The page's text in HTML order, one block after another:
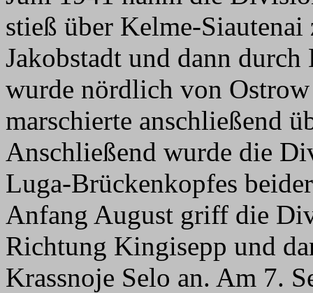
stieß über Kelme-
Jakobstadt und dann
wurde nördlich von
marschierte anschließend
Anschließend wurde die
Luga-Brückenkopfes
Anfang August griff die
Richtung Kingisepp und
Krassnoje Selo an. Am 7.